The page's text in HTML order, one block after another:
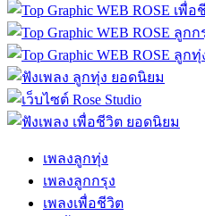
เพลงลูกทุ่ง
เพลงลูกกรุง
เพลงเพื่อชีวิต